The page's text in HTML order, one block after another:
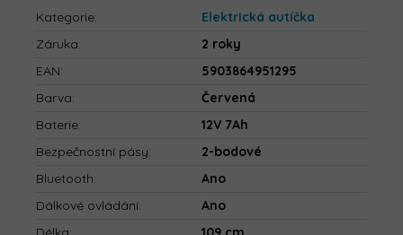
Kategorie:
Elektrická autíčka
Záruka:
2 roky
EAN:
5903864951295
Barva:
Červená
Baterie:
12V 7Ah
Bezpečnostní pásy:
2-bodové
Bluetooth:
Ano
Dálkové ovládání:
Ano